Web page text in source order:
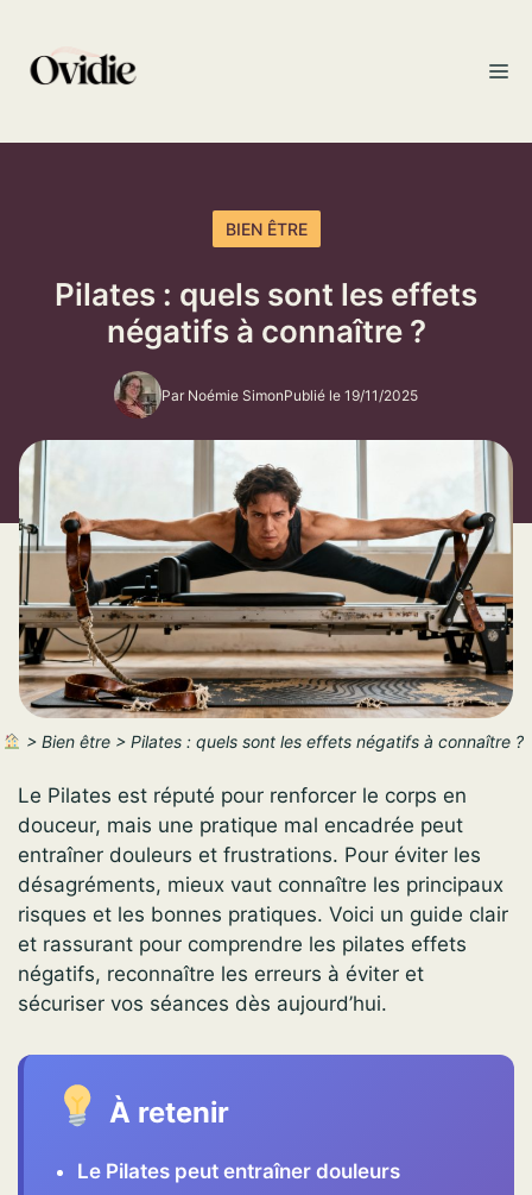
contenu
BIEN ÊTRE
Pilates : quels sont les effets
négatifs à connaître ?
Par Noémie SimonPublié le 19/11/2025
> Bien être> Pilates : quels sont les effets négatifs à connaître ?
Le Pilates est réputé pour renforcer le corps en
douceur, mais une pratique mal encadrée peut
entraîner douleurs et frustrations. Pour éviter les
désagréments, mieux vaut connaître les principaux
risques et les bonnes pratiques. Voici un guide clair
et rassurant pour comprendre les pilates effets
négatifs, reconnaître les erreurs à éviter et
sécuriser vos séances dès aujourd’hui.
À retenir
Le Pilates peut entraîner douleurs